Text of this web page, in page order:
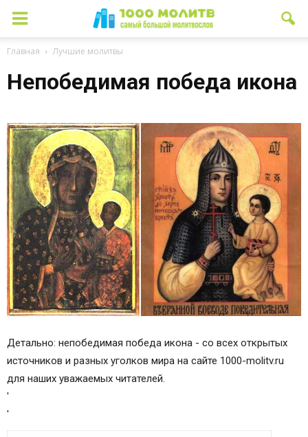
Главная Лучшие молитвы
Непобедимая победа икона
Детально: непобедимая победа икона - со всех открытых
источников и разных уголков мира на сайте 1000-molitv.ru
для наших уважаемых читателей.
'
'